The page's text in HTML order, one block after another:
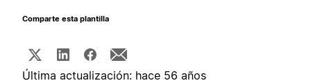
Comparte esta plantilla
Última actualización: hace 56 años